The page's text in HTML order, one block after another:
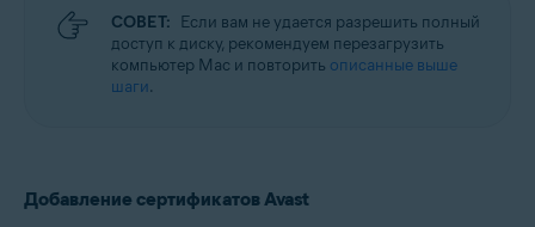
СОВЕТ: Если вам не удается разрешить полный
доступ к диску, рекомендуем перезагрузить
компьютер Mac и повторить описанные выше
шаги.
Добавление сертификатов Avast